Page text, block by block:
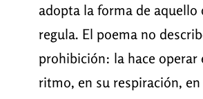
adopta la forma de aquello
regula. El poema no
prohibición: la hace operar
ritmo, en su respiración,